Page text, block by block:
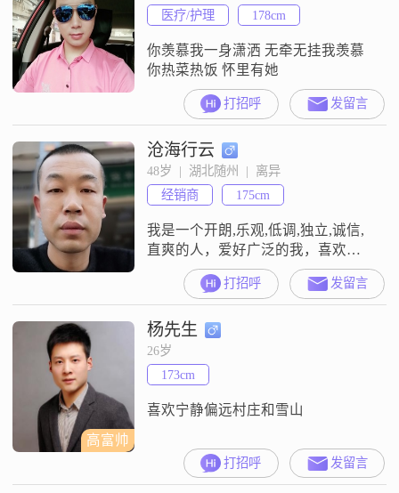
医疗/护理
178cm
你羡慕我一身潇洒 无牵无挂我羡慕
你热菜热饭 怀里有她
打招呼 发留言
沧海行云
48岁  |  湖北随州  |  离异
经销商
175cm
我是一个开朗,乐观,低调,独立,诚信,
直爽的人，爱好广泛的我，喜欢游
泳,网游,听歌,美食，我有些特长：狂
吃不胖，我工作是自己开店，经营
水暖洁具厨卫电器灯具，需要找个
老婆打理店里的。我不挑剔合得来
就好。本人以找结婚对象为目的。
我属马的
打招呼 发留言
高富帅
杨先生
26岁
173cm
喜欢宁静偏远村庄和雪山
打招呼 发留言